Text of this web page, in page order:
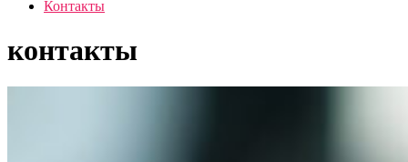
Контакты
контакты